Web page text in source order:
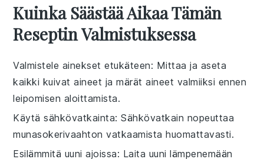
Kuinka Säästää Aikaa Tämän
Reseptin Valmistuksessa
Valmistele ainekset etukäteen: Mittaa ja aseta
kaikki kuivat aineet jamärät aineet valmiiksi ennen
leipomisen aloittamista.
Käytä sähkövatkainta: Sähkövatkain nopeuttaa
munasokerivaahton vatkaamista huomattavasti.
Esilämmitä uuni ajoissa: Laita uuni lämpenemään